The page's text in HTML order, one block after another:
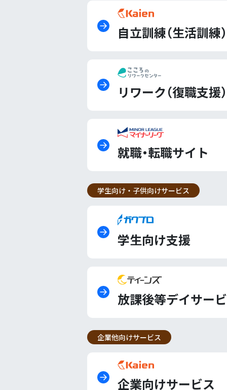
自立訓練（生活訓練）
リワーク（復職支援）
就職・転職サイト
学生向け・子供向けサービス
学生向け支援
放課後等デイサー
企業他向けサービス
企業向けサービス